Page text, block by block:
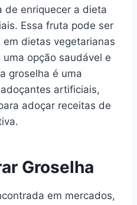
de enriquecer a dieta
Essa fruta pode ser
dietas vegetarianas
opção saudável e
groselha é uma
artificiais,
adoçar receitas de
Groselha
em mercados,